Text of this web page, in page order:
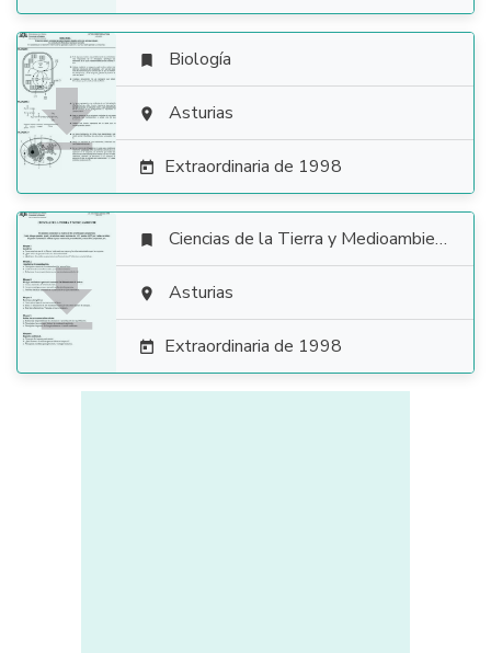

 Biología
 Asturias
 Extraordinaria de 1998

 Ciencias de la Tierra y Medioambientales
 Asturias
 Extraordinaria de 1998